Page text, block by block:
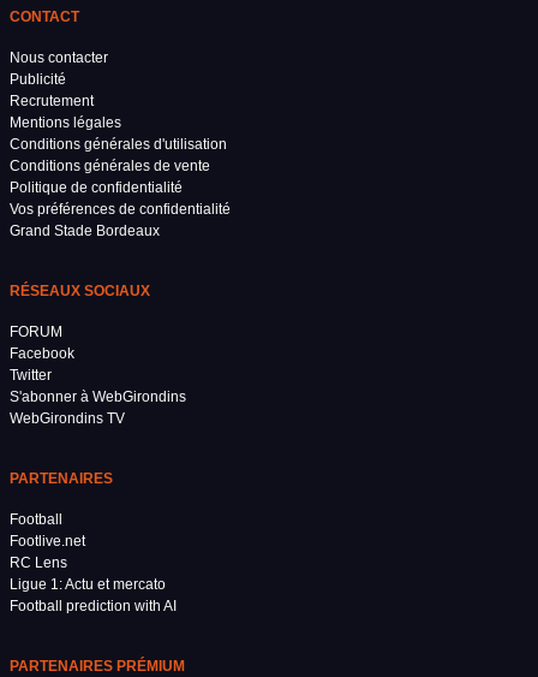
CONTACT
Nous contacter
Publicité
Recrutement
Mentions légales
Conditions générales d'utilisation
Conditions générales de vente
Politique de confidentialité
Vos préférences de confidentialité
Grand Stade Bordeaux
RÉSEAUX SOCIAUX
FORUM
Facebook
Twitter
S'abonner à WebGirondins
WebGirondins TV
PARTENAIRES
Football
Footlive.net
RC Lens
Ligue 1: Actu et mercato
Football prediction with AI
PARTENAIRES PRÉMIUM